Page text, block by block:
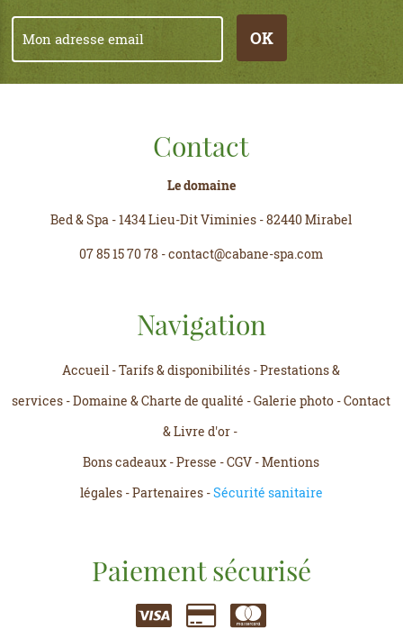
OK
Contact
Le domaine
Bed & Spa -1434 Lieu-Dit Viminies -82440 Mirabel
07 85 15 70 78 -contact@cabane-spa.com
Navigation
Accueil -Tarifs & disponibilités -Prestations &
services -Domaine & Charte de qualité -Galerie photo -Contact
& Livre d'or-
Bons cadeaux -Presse -CGV -Mentions
légales-Partenaires-Sécurité sanitaire
Paiement sécurisé